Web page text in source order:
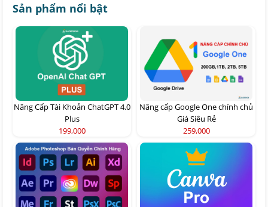
Sản phẩm nổi bật
Nâng Cấp Tài Khoản ChatGPT 4.0
Plus
199,000
Nâng cấp Google One chính chủ
Giá Siêu Rẻ
259,000